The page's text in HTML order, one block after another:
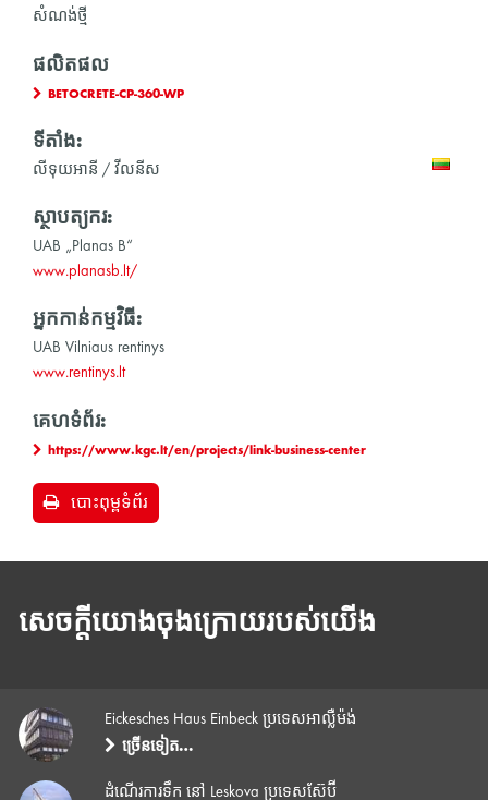
សំណង់ថ្មី
ផលិតផល
BETOCRETE-CP-360-WP
ទីតាំង:
លីទុយអានី / វីលនីស
ស្ថាបត្យករ:
UAB „Planas B“
www.planasb.lt/
អ្នកកាន់កម្មវិធី:
UAB Vilniaus rentinys
www.rentinys.lt
គេហទំព័រ:
https://www.kgc.lt/en/projects/link-business-center
បោះពុម្ពទំព័រ
សេចក្តីយោងចុងក្រោយរបស់យើង
Eickesches Haus Einbeck ប្រទេសអាល្លឺម៉ង់
ច្រើនទៀត…
ដំណើរការទឹក នៅ Leskova ប្រទេសស៊ែប៊ី